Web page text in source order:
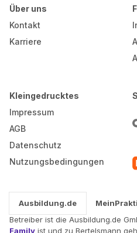
Über uns
Kontakt
Karriere
Kleingedrucktes
Impressum
AGB
Datenschutz
Nutzungsbedingungen
Ausbildung.de
Betreiber ist die Ausbildung.de
Family ist und zu Bertelsmann